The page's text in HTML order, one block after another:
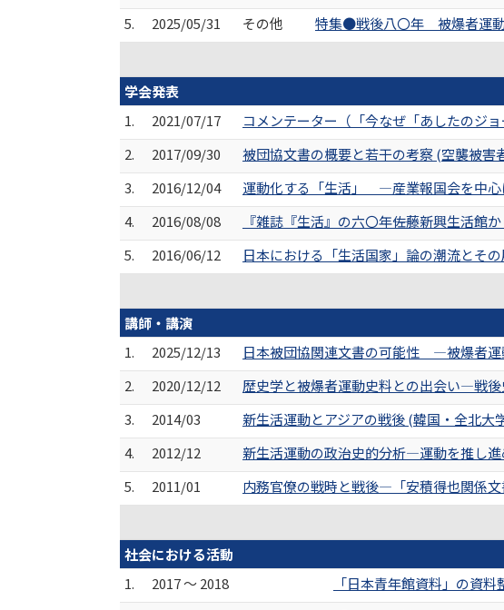
5.
2025/05/31 その他
特集●戦後八〇年 被爆者運
学会発表
1.
2021/07/17
コメンテーター（「今なぜ「あしたのジ
2.
2017/09/30
被団協文書の概要と若干の考察 (空襲被
3.
2016/12/04
運動化する「生活」 ―産業報国会を中心
4.
2016/08/08
『雑誌『生活』の六〇年――佐藤新興生活
5.
2016/06/12
日本における「生活国家」論の潮流とそ
講師・講演
1.
2025/12/13
日本被団協関連文書の可能性 ―被爆者
2.
2020/12/12
歴史学と被爆者運動史料との出会い―戦
3.
2014/03
新生活運動とアジアの戦後 (韓国・全北大
4.
2012/12
新生活運動の政治史的分析―運動を推し
5.
2011/01
内務官僚の戦時と戦後―「安積得也関係
社会における活動
1.
2017 ～ 2018
「日本青年館資料」の資